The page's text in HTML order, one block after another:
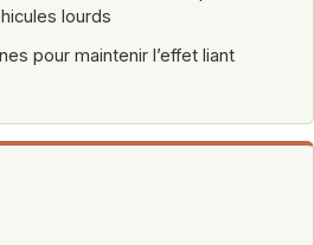
lourds
pour maintenir l’effet liant